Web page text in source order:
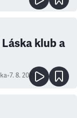
klub a
•7. 8. 2026